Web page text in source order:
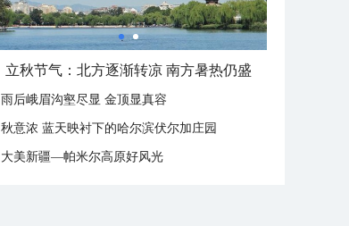
立秋节气：北方逐渐转凉 南方暑热仍盛
雨后峨眉沟壑尽显 金顶显真容
秋意浓 蓝天映衬下的哈尔滨伏尔加庄园
大美新疆—帕米尔高原好风光